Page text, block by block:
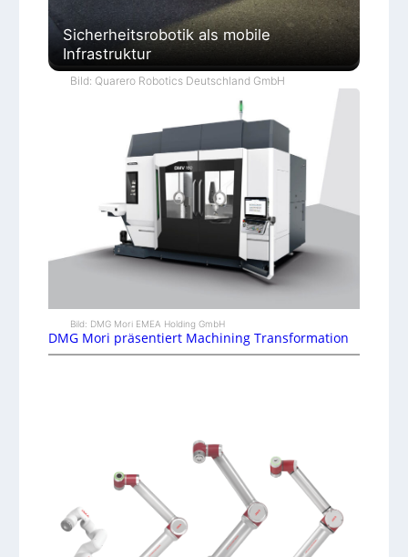
Sicherheitsrobotik als mobile
Infrastruktur
Bild: Quarero Robotics Deutschland GmbH
Bild: DMG Mori EMEA Holding GmbH
DMG Mori präsentiert Machining Transformation